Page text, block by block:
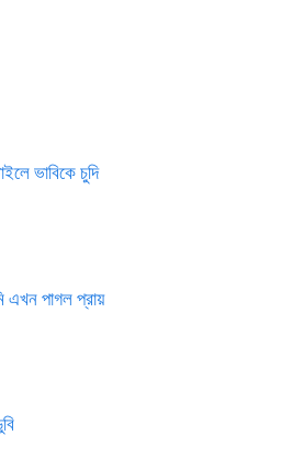
ভাবিকে চুদি
এখন পাগল প্রায়